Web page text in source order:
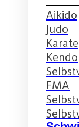
Aikido
Judo
Karate
Kendo
FMA